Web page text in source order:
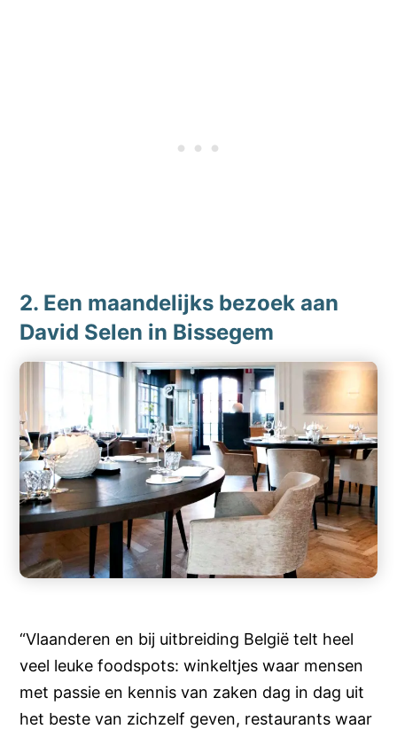
2. Een maandelijks bezoek aan
David Selen in Bissegem
“Vlaanderen en bij uitbreiding België telt heel
veel leuke foodspots: winkeltjes waar mensen
met passie en kennis van zaken dag in dag uit
het beste van zichzelf geven, restaurants waar